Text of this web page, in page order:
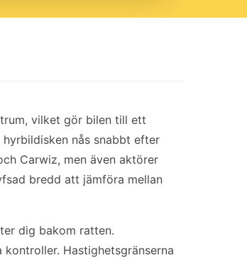
vilket gör bilen till ett
nås snabbt efter
Carwiz, men även aktörer
bredd att jämföra mellan
dig bakom ratten.
Hastighetsgränserna